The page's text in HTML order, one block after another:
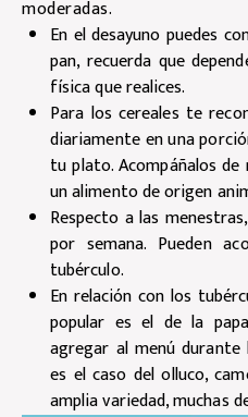
moderadas.
En el desayuno puedes
pan, recuerda que
física que realices.
Para los cereales te
diariamente en una
tu plato. Acompáñalos
un alimento de origen
Respecto a las
por semana. Pueden
tubérculo.
En relación con los
popular es el de la
agregar al menú
es el caso del olluco,
amplia variedad, muchas